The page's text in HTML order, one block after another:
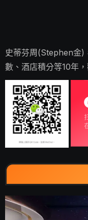
史蒂芬周(Stephen金)
數、酒店積分等10年